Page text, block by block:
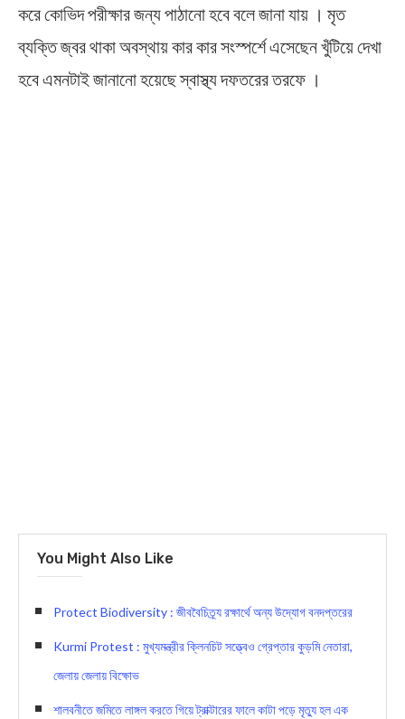
করে কোভিদ পরীক্ষার জন্য পাঠানো হবে বলে জানা যায় । মৃত
ব্যক্তি জ্বর থাকা অবস্থায় কার কার সংস্পর্শে এসেছেন খুঁটিয়ে দেখা
হবে এমনটাই জানানো হয়েছে স্বাস্থ্য দফতরের তরফে ।
You Might Also Like
Protect Biodiversity : জীববৈচিত্র্য রক্ষার্থে অন্য উদ্যোগ বনদপ্তরের
Kurmi Protest : মুখ্যমন্ত্রীর ক্লিনচিট সত্ত্বেও গ্রেপ্তার কুড়মি নেতারা,
জেলায় জেলায় বিক্ষোভ
শালবনীতে জমিতে লাঙ্গল করতে গিয়ে ট্রাক্টারের ফালে কাটা পড়ে মৃত্যু হল এক